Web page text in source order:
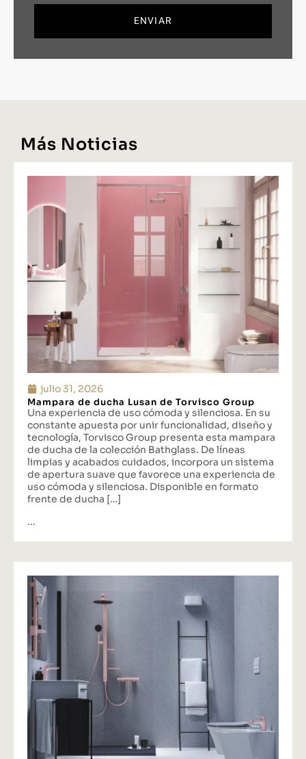
ENVIAR
Más Noticias
julio 31, 2026
Mampara de ducha Lusan de Torvisco Group
Una experiencia de uso cómoda y silenciosa. En su
constante apuesta por unir funcionalidad, diseño y
tecnología, Torvisco Group presenta esta mampara
de ducha de la colección Bathglass. De líneas
limpias y acabados cuidados, incorpora un sistema
de apertura suave que favorece una experiencia de
uso cómoda y silenciosa. Disponible en formato
frente de ducha […]
...